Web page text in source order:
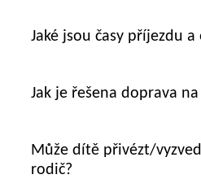
Jaké jsou časy příjezdu a
Jak je řešena doprava
Může dítě přivézt/
rodič?